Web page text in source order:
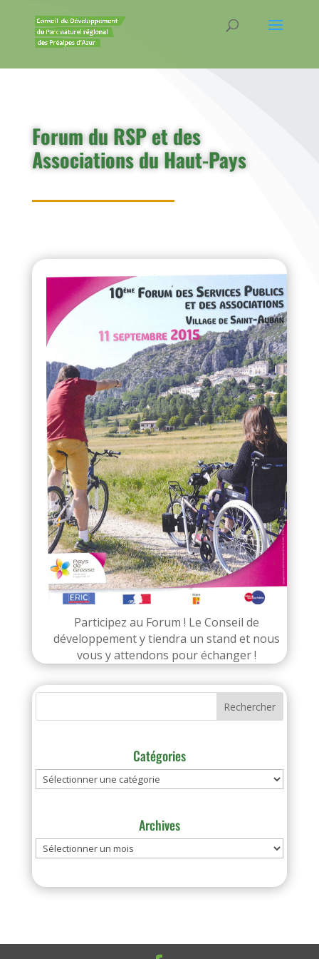
Forum du RSP et des
Associations du Haut-Pays
Participez au Forum ! Le Conseil de
développement y tiendra un stand et nous
vous y attendons pour échanger !
Catégories
Catégories
Archives
Archives